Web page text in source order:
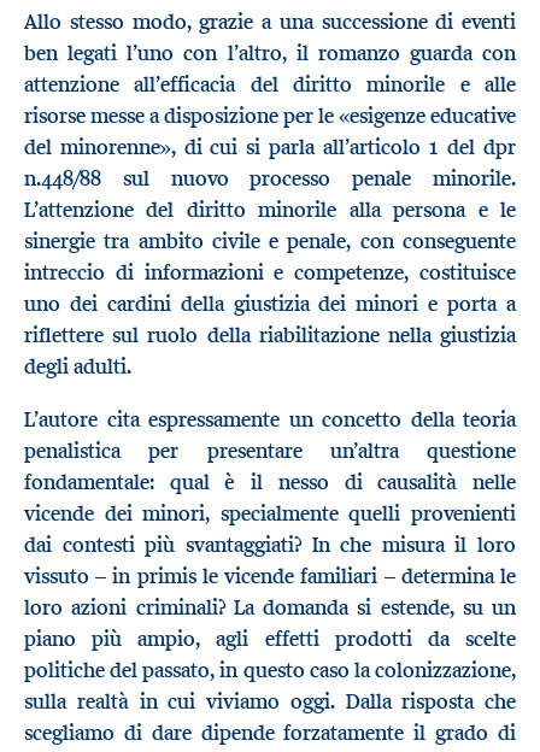
Allo stesso modo, grazie a una successione di eventi
ben legati l’uno con l’altro, il romanzo guarda con
attenzione all’efficacia del diritto minorile e alle
risorse messe a disposizione per le «esigenze educative
del minorenne», di cui si parla all’articolo 1 del dpr
n.448/88 sul nuovo processo penale minorile.
L’attenzione del diritto minorile alla persona e le
sinergie tra ambito civile e penale, con conseguente
intreccio di informazioni e competenze, costituisce
uno dei cardini della giustizia dei minori e porta a
riflettere sul ruolo della riabilitazione nella giustizia
degli adulti.
L’autore cita espressamente un concetto della teoria
penalistica per presentare un’altra questione
fondamentale: qual è il nesso di causalità nelle
vicende dei minori, specialmente quelli provenienti
dai contesti più svantaggiati? In che misura il loro
vissuto – in primis le vicende familiari – determina le
loro azioni criminali? La domanda si estende, su un
piano più ampio, agli effetti prodotti da scelte
politiche del passato, in questo caso la colonizzazione,
sulla realtà in cui viviamo oggi. Dalla risposta che
scegliamo di dare dipende forzatamente il grado di